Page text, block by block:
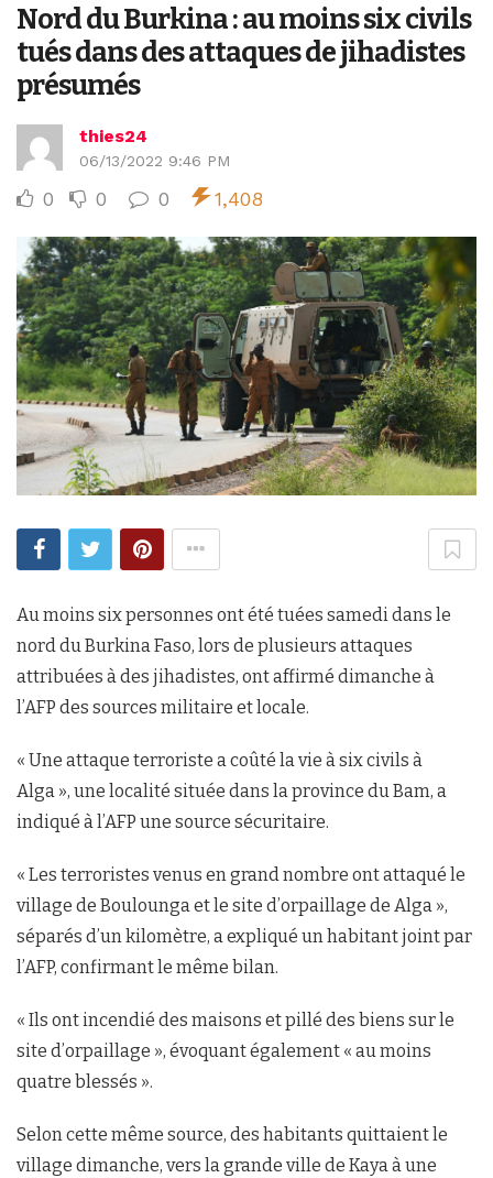
Nord du Burkina : au moins six civils
tués dans des attaques de jihadistes
présumés
thies24
06/13/2022 9:46 PM
0 0 0 1,408
Au moins six personnes ont été tuées samedi dans le
nord du Burkina Faso, lors de plusieurs attaques
attribuées à des jihadistes, ont affirmé dimanche à
l’AFP des sources militaire et locale.
« Une attaque terroriste a coûté la vie à six civils à
Alga », une localité située dans la province du Bam, a
indiqué à l’AFP une source sécuritaire.
« Les terroristes venus en grand nombre ont attaqué le
village de Boulounga et le site d’orpaillage de Alga »,
séparés d’un kilomètre, a expliqué un habitant joint par
l’AFP, confirmant le même bilan.
« Ils ont incendié des maisons et pillé des biens sur le
site d’orpaillage », évoquant également « au moins
quatre blessés ».
Selon cette même source, des habitants quittaient le
village dimanche, vers la grande ville de Kaya à une